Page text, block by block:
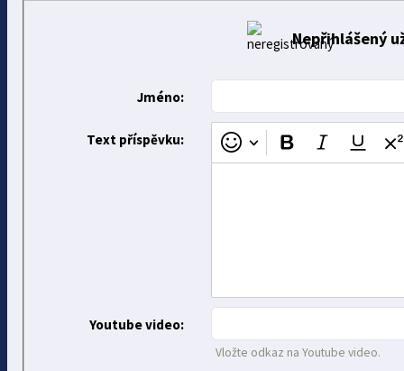
Nepřihlášený
Jméno:
Text příspěvku:
Youtube video:
Vložte odkaz na Youtube video.